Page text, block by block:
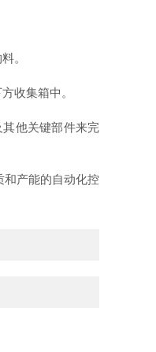
。
收集箱中。
他关键部件来完
产能的自动化控